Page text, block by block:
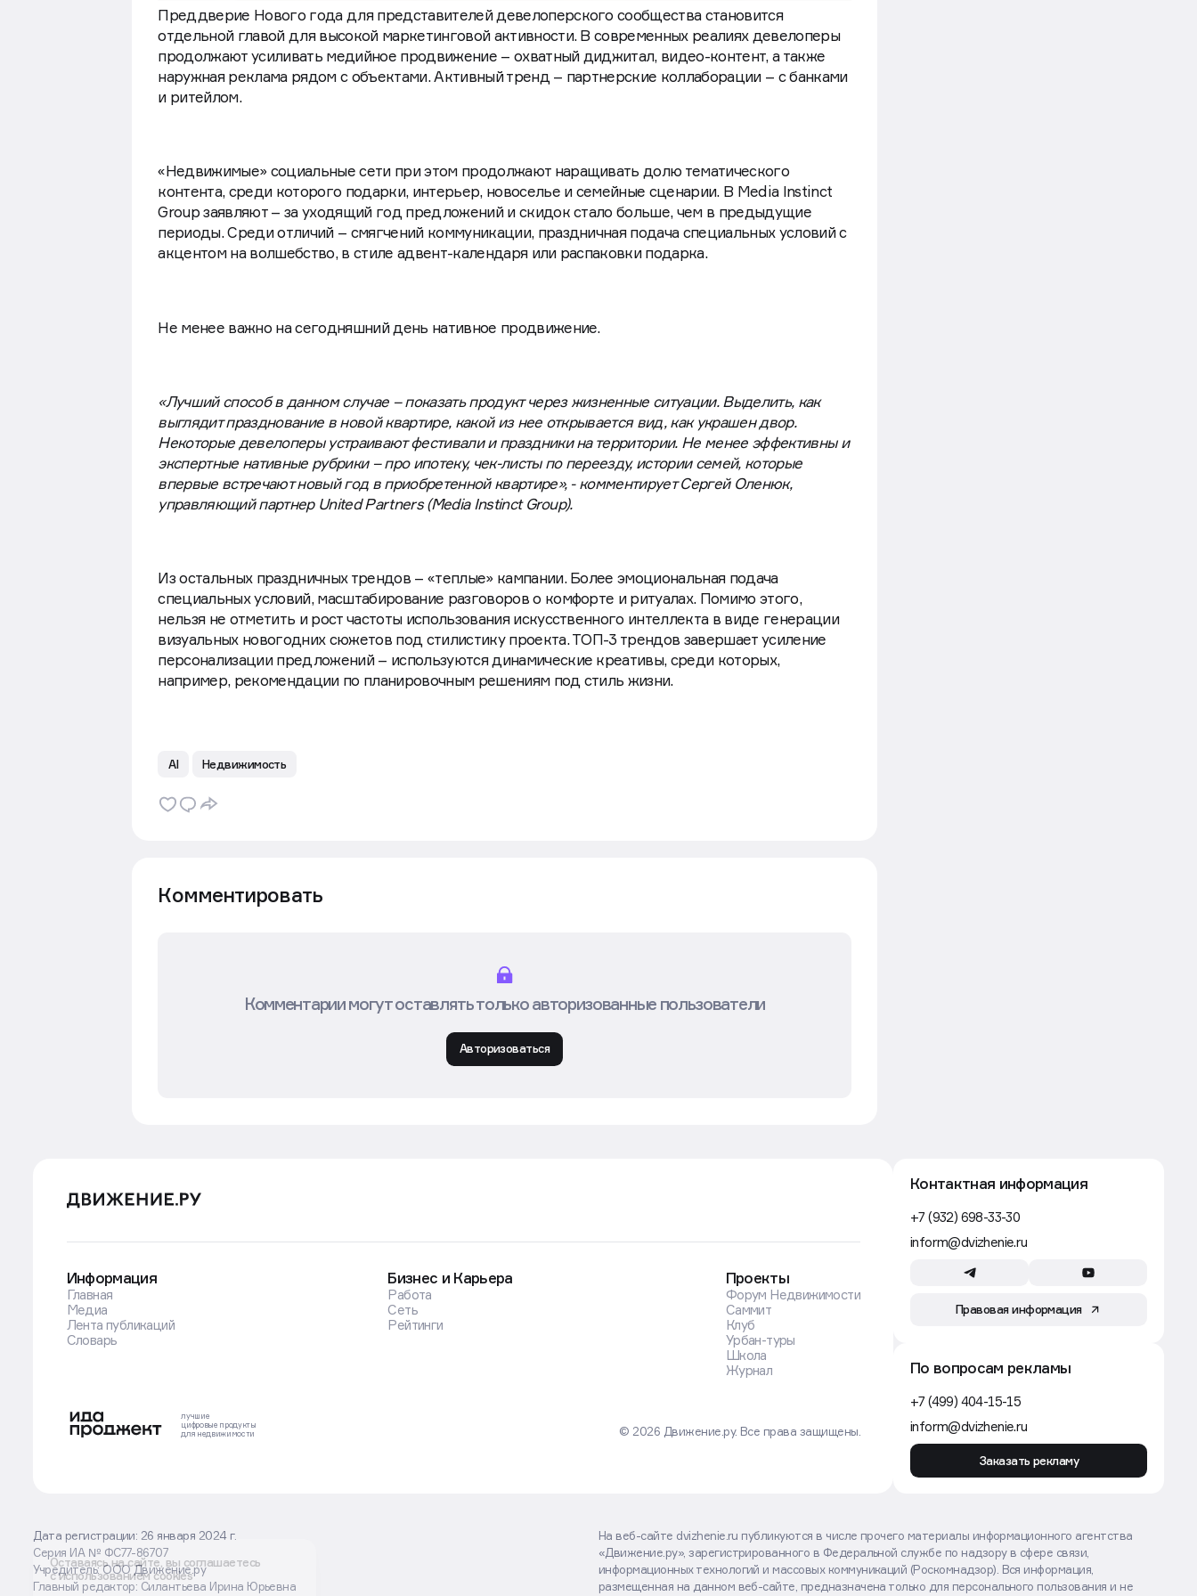
Преддверие Нового года для представителей девелоперского сообщества становится
отдельной главой для высокой маркетинговой активности. В современных реалиях девелоперы
продолжают усиливать медийное продвижение – охватный диджитал, видео-контент, а также
наружная реклама рядом с объектами. Активный тренд – партнерские коллаборации – с банками
и ритейлом.
«Недвижимые» социальные сети при этом продолжают наращивать долю тематического
контента, среди которого подарки, интерьер, новоселье и семейные сценарии. В Media Instinct
Group заявляют – за уходящий год предложений и скидок стало больше, чем в предыдущие
периоды. Среди отличий – смягчений коммуникации, праздничная подача специальных условий с
акцентом на волшебство, в стиле адвент-календаря или распаковки подарка.
Не менее важно на сегодняшний день нативное продвижение.
«Лучший способ в данном случае – показать продукт через жизненные ситуации. Выделить, как
выглядит празднование в новой квартире, какой из нее открывается вид, как украшен двор.
Некоторые девелоперы устраивают фестивали и праздники на территории. Не менее эффективны и
экспертные нативные рубрики – про ипотеку, чек-листы по переезду, истории семей, которые
впервые встречают новый год в приобретенной квартире», - комментирует Сергей Оленюк,
управляющий партнер United Partners (Media Instinct Group).
Из остальных праздничных трендов – «теплые» кампании. Более эмоциональная подача
специальных условий, масштабирование разговоров о комфорте и ритуалах. Помимо этого,
нельзя не отметить и рост частоты использования искусственного интеллекта в виде генерации
визуальных новогодних сюжетов под стилистику проекта. ТОП-3 трендов завершает усиление
персонализации предложений – используются динамические креативы, среди которых,
например, рекомендации по планировочным решениям под стиль жизни.
AI Недвижимость
Комментировать
Комментарии могут оставлять только авторизованные пользователи
Авторизоваться
Информация
Главная
Медиа
Лента публикаций
Словарь
Бизнес и Карьера
Работа
Сеть
Рейтинги
Проекты
Форум Недвижимости
Саммит
Клуб
Урбан-туры
Школа
Журнал
лучшие
цифровые продукты
для недвижимости
© 2026 Движение.ру. Все права защищены.
Контактная информация
+7 (932) 698-33-30
inform@dvizhenie.ru
Правовая информация
По вопросам рекламы
+7 (499) 404-15-15
inform@dvizhenie.ru
Заказать рекламу
Дата регистрации: 26 января 2024 г.
Серия ИА № ФС77-86707
Учредитель: ООО Движение.ру
Главный редактор: Силантьева Ирина Юрьевна
На веб-сайте dvizhenie.ru публикуются в числе прочего материалы информационного агентства
«Движение.ру», зарегистрированного в Федеральной службе по надзору в сфере связи,
информационных технологий и массовых коммуникаций (Роскомнадзор). Вся информация,
размещенная на данном веб-сайте, предназначена только для персонального пользования и не
Оставаясь на сайте, вы соглашаетесь
с использованием cookies